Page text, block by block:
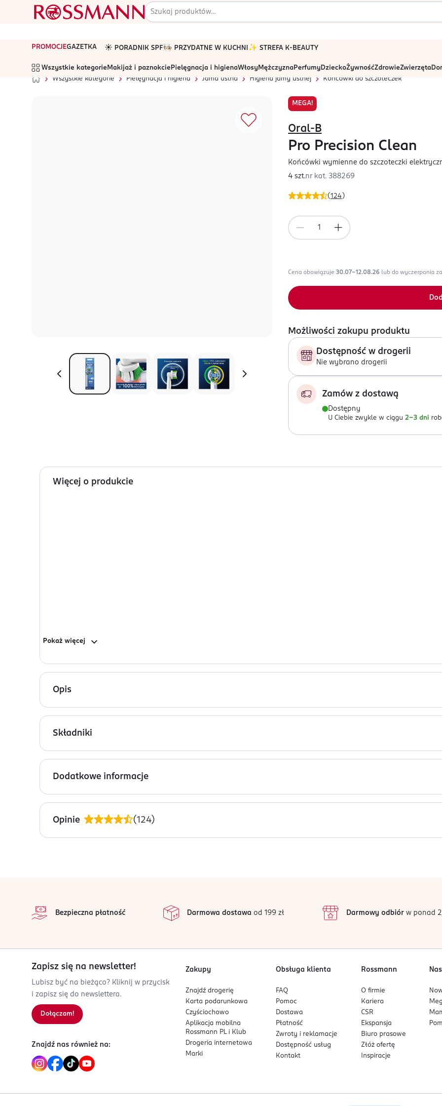
PROMOCJEGAZETKA ☀️ PORADNIK SPF🧑🏻‍🍳 PRZYDATNE W KUCHNI ✨ STREFA K-BEAUTY
Wszystkie kategorie Makijaż i paznokcie Pielęgnacja i higienaWłosyMężczyznaPerfumyDzieckoŻywnośćZdrowieZwierzęta
Wszystkie kategorie
Pielęgnacja i higiena Jama ustna Higiena jamy ustnej Końcówki do szczoteczek
MEGA!
(124 )
Oral-B
Pro Precision Clean
Końcówki wymienne do szczoteczki
4 szt.nr kat. 388269
Cena obowiązuje 30.07-12.08.26 lub do wyczerpania
Możliwości zakupu produktu
Dostępność w drogerii
Nie wybrano drogerii
Zamów z dostawą
Dostępny
U Ciebie zwykle w ciągu 2-3 dni
Więcej o produkcie
Pokaż więcej
Opis
Włókna końcówek Precision Clean usuwają płytkę bakteryjną, zapewniając dokładniejsze czyszczenie każdego
manualnej. Oryginalne końcówki do szczoteczek Oral-B zostały wyposażone w nowo zaprojektowane włókna
należy wymienić końcówkę, aby zachować 100-procentową skuteczność czyszczenia. Gwarantowana
Składniki
brak danych
Dodatkowe informacje
PRZYGOTOWANIE I STOSOWANIE
brak danych
Kronberg
DE-Niemcy
Kod EAN
8 006540 847299
Opinie (124)
2
1
Bezpieczna płatność Darmowa dostawa od 199 zł Darmowy odbiórw ponad
Zapisz się na newsletter!
Lubisz być na bieżąco? Kliknij w przycisk
i zapisz się do newslettera.
Dołączam!
Znajdź nas również na:
Zakupy
Znajdź drogerię
Karta podarunkowa
Czyściochowo
Aplikacja mobilna
Rossmann PL i Klub
Drogeria internetowa
Marki
Obsługa klienta
FAQ
Pomoc
Dostawa
Płatność
Zwroty i reklamacje
Dostępność usług
Kontakt
Rossmann
O firmie
Kariera
CSR
Ekspansja
Biuro prasowe
Złóż ofertę
Inspiracje